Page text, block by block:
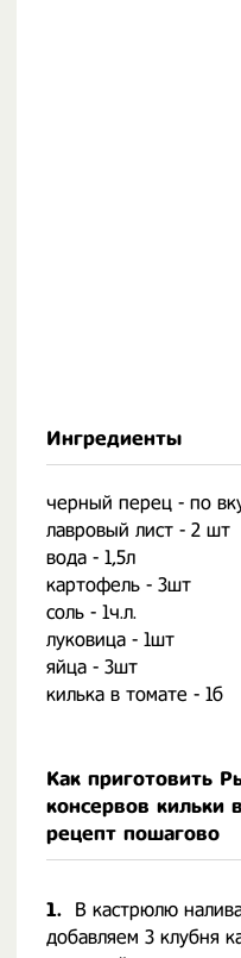
Ингредиенты
черный перец - по
лавровый лист - 2 шт
вода - 1,5л
картофель - 3шт
соль - 1ч.л.
луковица - 1шт
яйца - 3шт
килька в томате - 1б
Как приготовить
консервов кильки
рецепт пошагово
1.
В кастрюлю
добавляем 3 клубня